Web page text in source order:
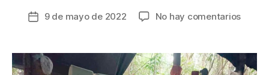
Fecha
entrada
9 de mayo de 2022 No hay comentariosen